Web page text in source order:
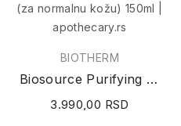
BIOTHERM
Biosource Purifying Foaming Cleanser (za...
3.990,00 RSD